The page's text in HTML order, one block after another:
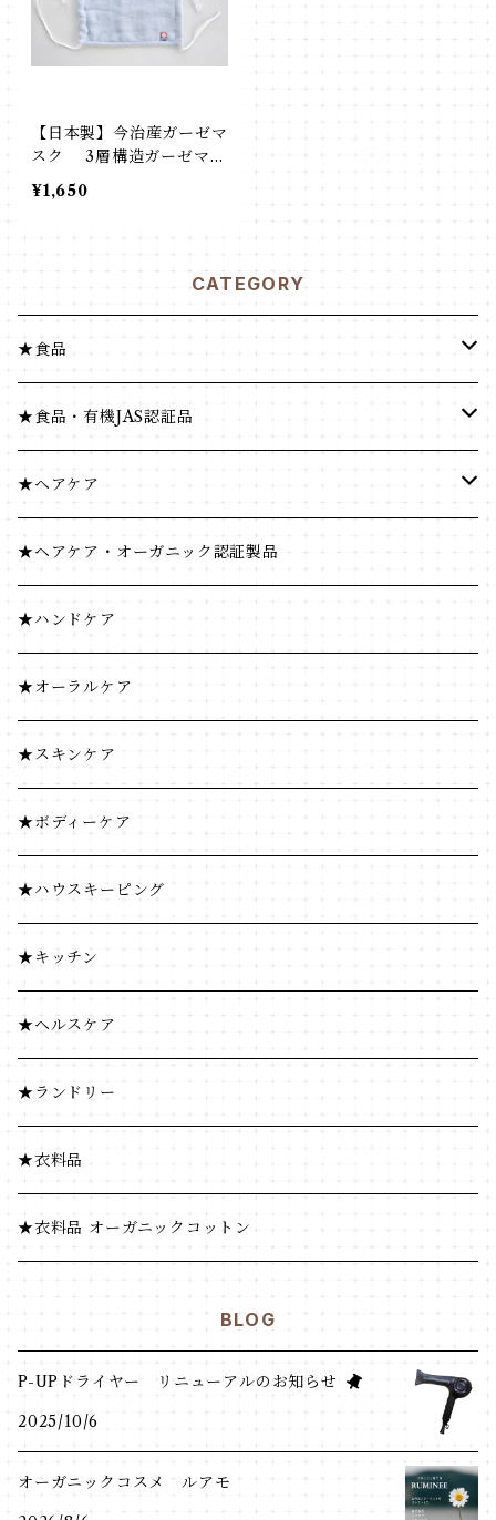
【日本製】今治産ガーゼマ
スク 3層構造ガーゼマス
ク 3枚セット
¥1,650
CATEGORY
★食品
健康食品
米・小麦・シリアル
菓子類
穀物飲料・飲料
調味料
コーヒー・茶類
加工食品
豆・ごま類
ふりかけ・漬物・佃煮
海藻・乾物
★食品・有機JAS認証品
健康食品
米・小麦・シリアル
菓子類
穀物飲料・飲料
調味料
コーヒー・茶類
加工食品
豆・ごま類
ふりかけ・漬物・佃煮
海藻・乾物
★ヘアケア
ヘナ
★ヘアケア・オーガニック認証製品
★ハンドケア
★オーラルケア
★スキンケア
★ボディーケア
★ハウスキーピング
★キッチン
★ヘルスケア
★ランドリー
★衣料品
★衣料品 オーガニックコットン
BLOG
P-UPドライヤー リニューアルのお知らせ
2025/10/6
オーガニックコスメ ルアモ